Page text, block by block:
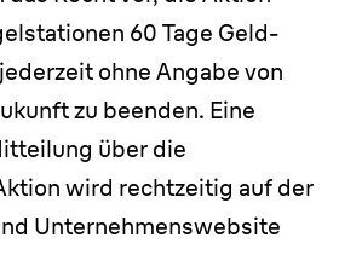
60 Tage Geld-
ohne Angabe von
zu beenden. Eine
über die
wird rechtzeitig auf der
Unternehmenswebsite